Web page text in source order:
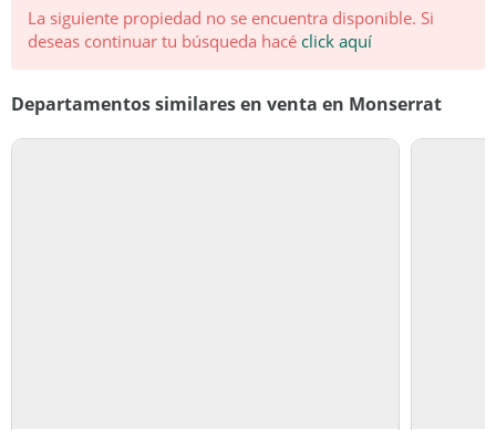
Tipo Block
Bueno
La siguiente propiedad no se encuentra disponible. Si
deseas continuar tu búsqueda hacé click aquí
Departamentos similares en venta en Monserrat